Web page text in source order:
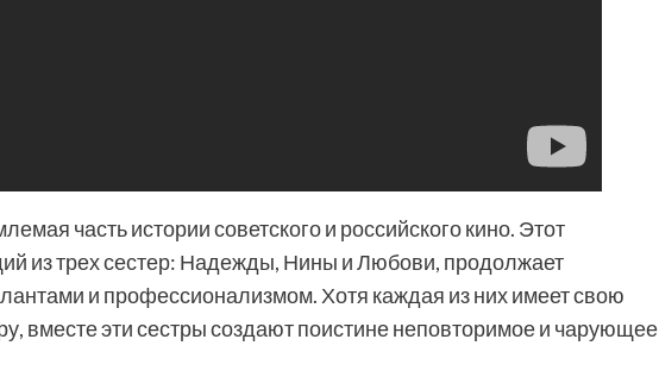
часть истории советского и российского кино. Этот
из трех сестер: Надежды, Нины и Любови, продолжает
и профессионализмом. Хотя каждая из них имеет свою
вместе эти сестры создают поистине неповторимое и чарующее